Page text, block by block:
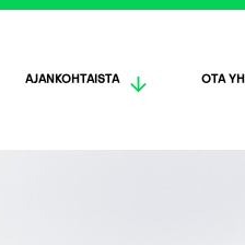
AJANKOHTAISTA OTA